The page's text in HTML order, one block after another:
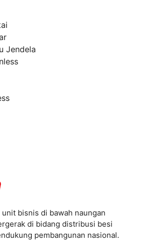
Jendela
unit bisnis di bawah naungan
di bidang distribusi besi
pembangunan nasional.